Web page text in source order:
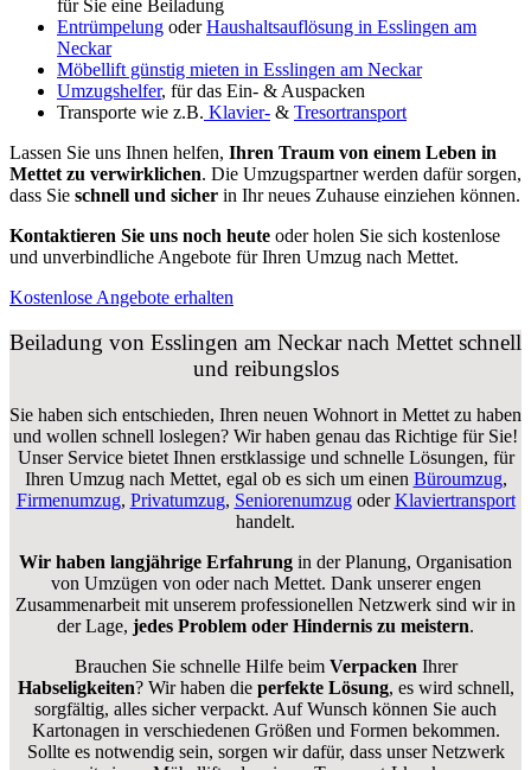
für Sie eine Beiladung
Entrümpelung oderHaushaltsauflösung in Esslingen am
Neckar
Möbellift günstig mieten in Esslingen am Neckar
Umzugshelfer, für das Ein- & Auspacken
Transporte wie z.B. Klavier- & Tresortransport
Lassen Sie uns Ihnen helfen, Ihren Traum von einem Leben in
Mettet zu verwirklichen. Die Umzugspartner werden dafür sorgen,
dass Sie schnell und sicher in Ihr neues Zuhause einziehen können.
Kontaktieren Sie uns noch heute oder holen Sie sich kostenlose
und unverbindliche Angebote für Ihren Umzug nach Mettet.
Kostenlose Angebote erhalten
Beiladung von Esslingen am Neckar nach Mettet schnell
und reibungslos
Sie haben sich entschieden, Ihren neuen Wohnort in Mettet zu haben
und wollen schnell loslegen? Wir haben genau das Richtige für Sie!
Unser Service bietet Ihnen erstklassige und schnelle Lösungen, für
Ihren Umzug nach Mettet, egal ob es sich um einen Büroumzug,
Firmenumzug, Privatumzug, Seniorenumzugoder Klaviertransport
handelt.
Wir haben langjährige Erfahrung in der Planung, Organisation
von Umzügen von oder nach Mettet. Dank unserer engen
Zusammenarbeit mit unserem professionellen Netzwerk sind wir in
der Lage, jedes Problem oder Hindernis zu meistern.
Brauchen Sie schnelle Hilfe beim Verpacken Ihrer
Habseligkeiten? Wir haben die perfekte Lösung, es wird schnell,
sorgfältig, alles sicher verpackt. Auf Wunsch können Sie auch
Kartonagen in verschiedenen Größen und Formen bekommen.
Sollte es notwendig sein, sorgen wir dafür, dass unser Netzwerk